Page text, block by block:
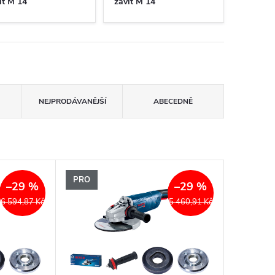
NEJPRODÁVANĚJŠÍ ABECEDNĚ
6 594,87 Kč
–29 % PRO
5 460,91 Kč
–29 %